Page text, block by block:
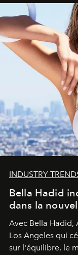
INDUSTRY
Bella Hadid
dans la
Avec Bella Hadid,
Los Angeles qui
sur l'équilibre, le